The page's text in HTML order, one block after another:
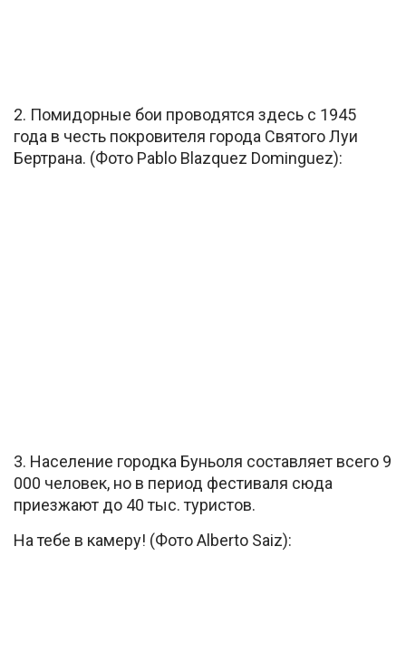
2. Помидорные бои проводятся здесь с 1945
года в честь покровителя города Святого Луи
Бертрана. (Фото Pablo Blazquez Dominguez):
3. Население городка Буньоля составляет всего 9
000 человек, но в период фестиваля сюда
приезжают до 40 тыс. туристов.
На тебе в камеру! (Фото Alberto Saiz):